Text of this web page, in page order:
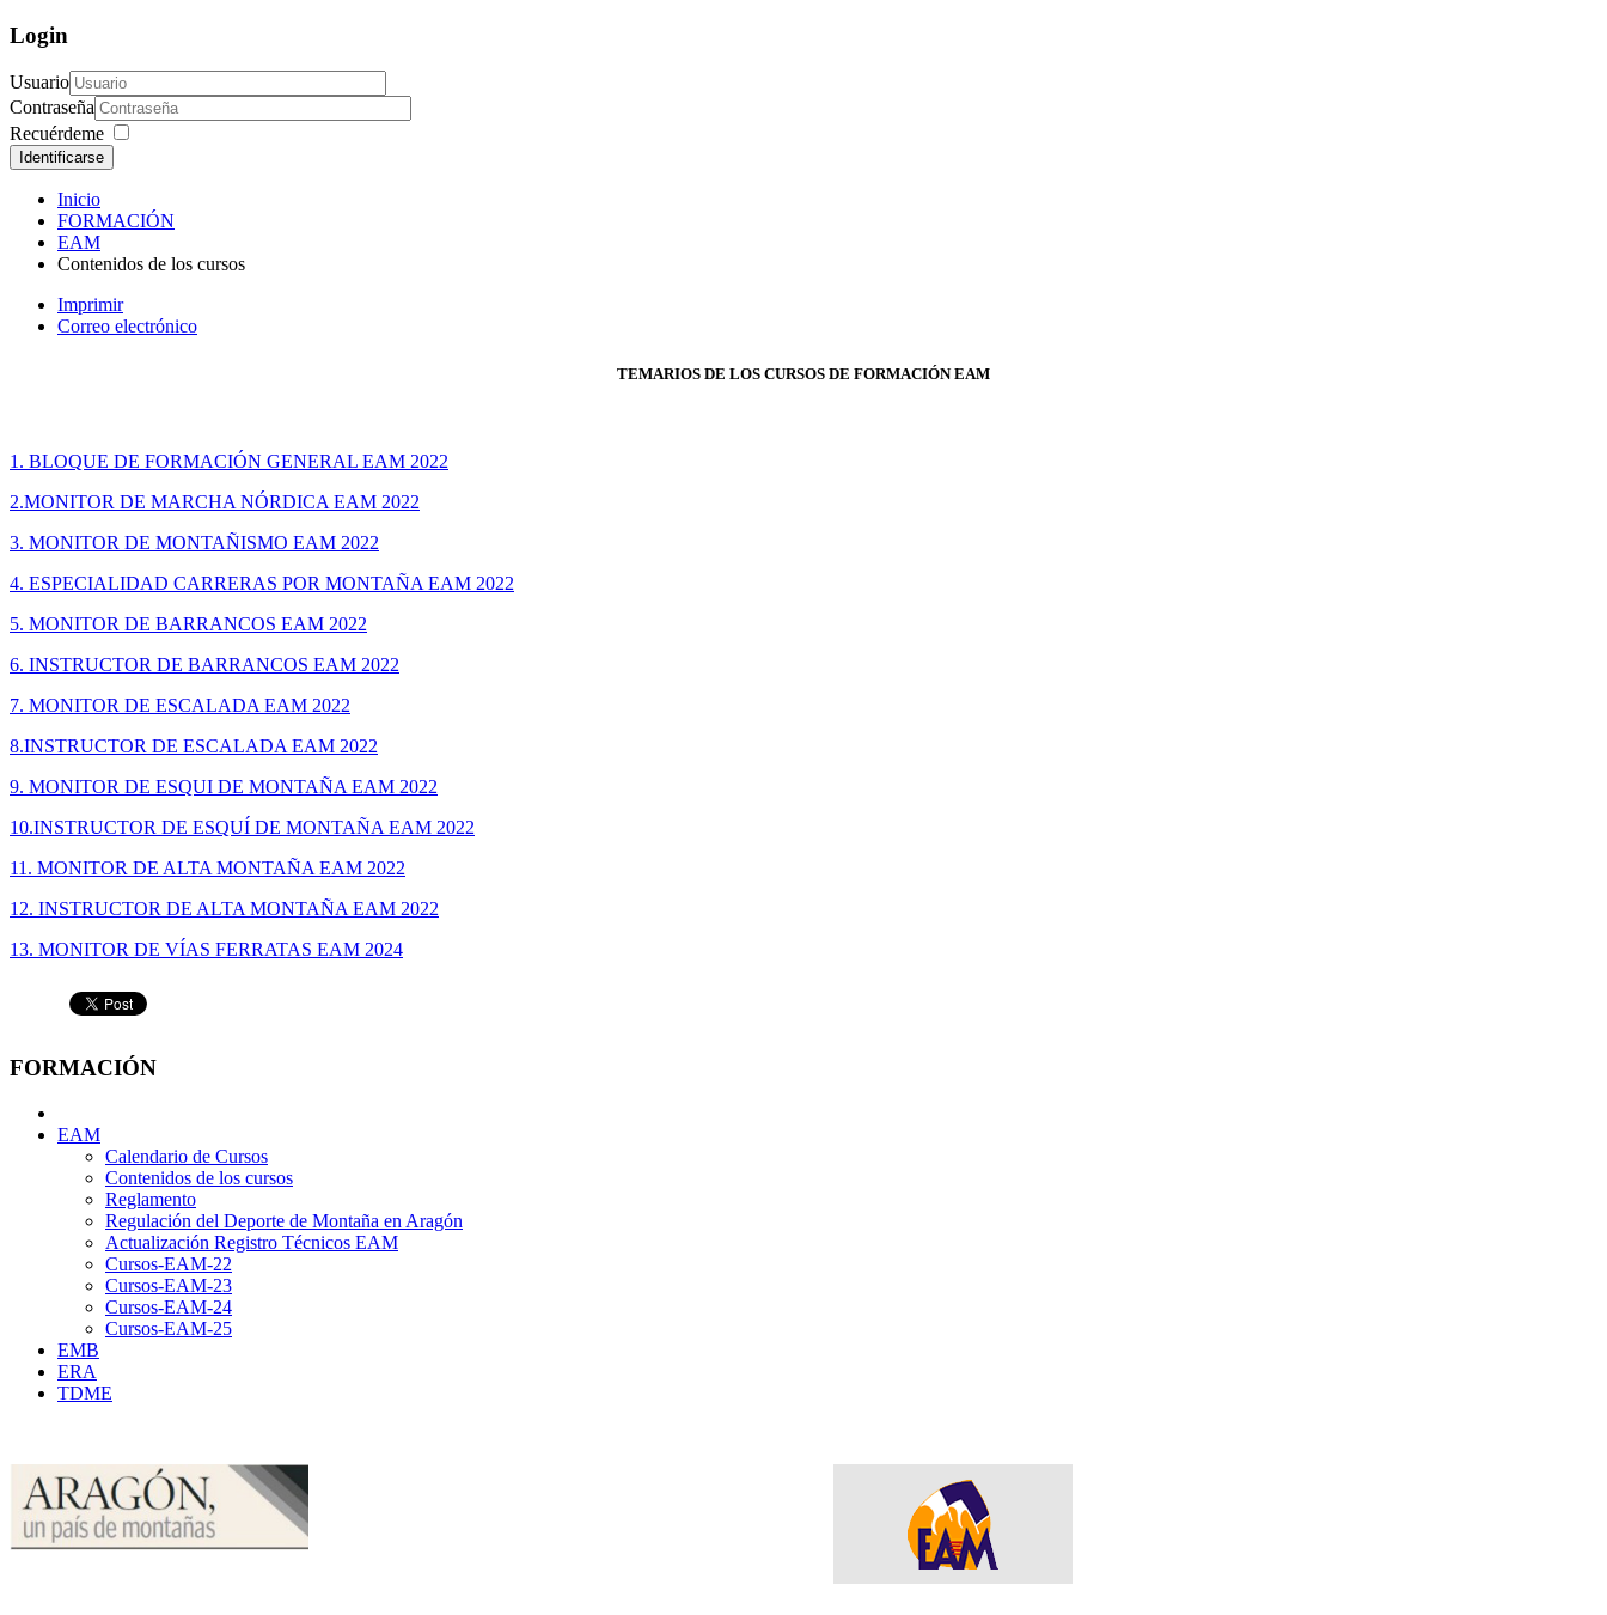
Login
Usuario
Contraseña
Recuérdeme
Identificarse
Inicio
FORMACIÓN
EAM
Contenidos de los cursos
Imprimir
Correo electrónico
TEMARIOS DE LOS CURSOS DE FORMACIÓN EAM
1. BLOQUE DE FORMACIÓN GENERAL EAM 2022
2.MONITOR DE MARCHA NÓRDICA EAM 2022
3. MONITOR DE MONTAÑISMO EAM 2022
4. ESPECIALIDAD CARRERAS POR MONTAÑA EAM 2022
5. MONITOR DE BARRANCOS EAM 2022
6. INSTRUCTOR DE BARRANCOS EAM 2022
7. MONITOR DE ESCALADA EAM 2022
8.INSTRUCTOR DE ESCALADA EAM 2022
9. MONITOR DE ESQUI DE MONTAÑA EAM 2022
10.INSTRUCTOR DE ESQUÍ DE MONTAÑA EAM 2022
11. MONITOR DE ALTA MONTAÑA EAM 2022
12. INSTRUCTOR DE ALTA MONTAÑA EAM 2022
13. MONITOR DE VÍAS FERRATAS EAM 2024
FORMACIÓN
EAM
Calendario de Cursos
Contenidos de los cursos
Reglamento
Regulación del Deporte de Montaña en Aragón
Actualización Registro Técnicos EAM
Cursos-EAM-22
Cursos-EAM-23
Cursos-EAM-24
Cursos-EAM-25
EMB
ERA
TDME